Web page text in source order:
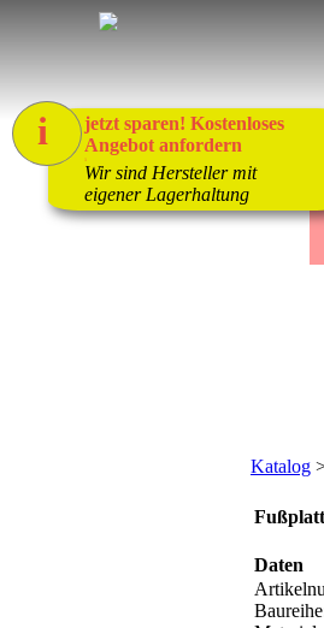
Katalog
Daten
jetzt sparen! Kostenloses
Angebot anfordern
1
Wir sind Hersteller mit
eigener Lagerhaltung
i